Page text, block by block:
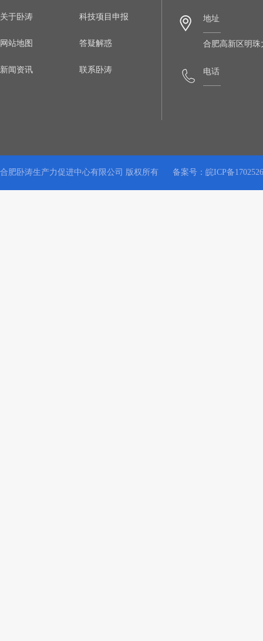
关于卧涛 科技项目申报
网站地图 答疑解惑
新闻资讯 联系卧涛
地址
合肥高新区明珠
电话
合肥卧涛生产力促进中心有限公司 版权所有 备案号： 皖ICP备